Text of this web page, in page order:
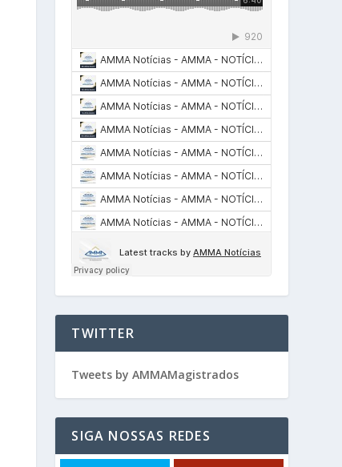
TWITTER
Tweets by AMMAMagistrados
SIGA NOSSAS REDES